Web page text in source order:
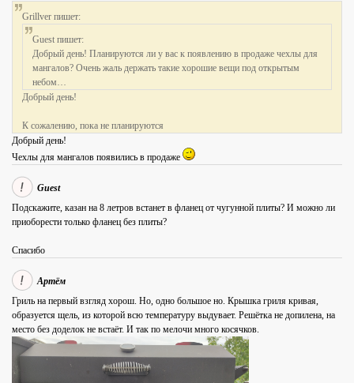
Grillver пишет:
Guest пишет:
Добрый день! Планируются ли у вас к появлению в продаже чехлы для
мангалов? Очень жаль держать такие хорошие вещи под открытым
небом…
Добрый день!
К сожалению, пока не планируются
Добрый день!
Чехлы для мангалов появились в продаже
Guest
Подскажите, казан на 8 летров встанет в фланец от чугунной плиты? И можно ли
приоборести только фланец без плиты?
Спасибо
Артём
Гриль на первый взгляд хорош. Но, одно большое но. Крышка гриля кривая,
образуется щель, из которой всю температуру выдувает. Решётка не допилена, на
место без доделок не встаёт. И так по мелочи много косячков.